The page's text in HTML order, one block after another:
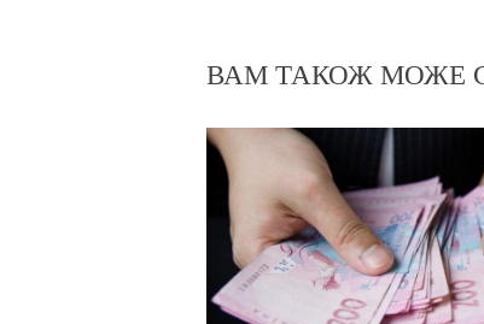
ВАМ ТАКОЖ МОЖЕ